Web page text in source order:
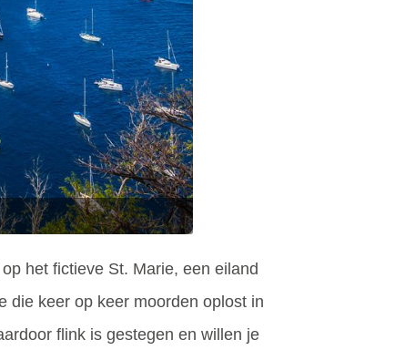
het fictieve St. Marie, een eiland
die keer op keer moorden oplost in
flink is gestegen en willen je